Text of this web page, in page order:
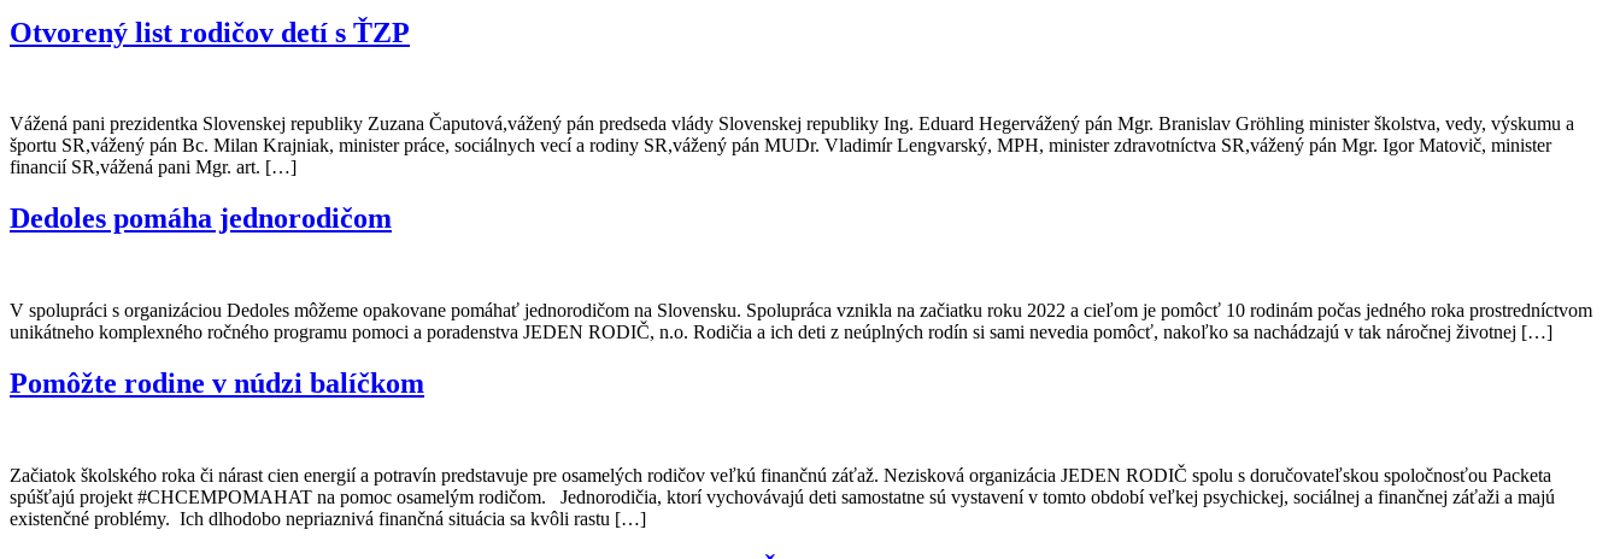
Otvorený list rodičov detí s ŤZP
Vážená pani prezidentka Slovenskej republiky Zuzana Čaputová,vážený pán predseda vlády Slovenskej republiky Ing. Eduard Hegervážený pán Mgr. Branislav Gröhling minister školstva, vedy, výskumu a
športu SR,vážený pán Bc. Milan Krajniak, minister práce, sociálnych vecí a rodiny SR,vážený pán MUDr. Vladimír Lengvarský, MPH, minister zdravotníctva SR,vážený pán Mgr. Igor Matovič, minister
financií SR,vážená pani Mgr. art. […]
Dedoles pomáha jednorodičom
V spolupráci s organizáciou Dedoles môžeme opakovane pomáhať jednorodičom na Slovensku. Spolupráca vznikla na začiatku roku 2022 a cieľom je pomôcť 10 rodinám počas jedného roka prostredníctvom
unikátneho komplexného ročného programu pomoci a poradenstva JEDEN RODIČ, n.o. Rodičia a ich deti z neúplných rodín si sami nevedia pomôcť, nakoľko sa nachádzajú v tak náročnej životnej […]
Pomôžte rodine v núdzi balíčkom
Začiatok školského roka či nárast cien energií a potravín predstavuje pre osamelých rodičov veľkú finančnú záťaž. Nezisková organizácia JEDEN RODIČ spolu s doručovateľskou spoločnosťou Packeta
spúšťajú projekt #CHCEMPOMAHAT na pomoc osamelým rodičom. Jednorodičia, ktorí vychovávajú deti samostatne sú vystavení v tomto období veľkej psychickej, sociálnej a finančnej záťaži a majú
existenčné problémy. Ich dlhodobo nepriaznivá finančná situácia sa kvôli rastu […]